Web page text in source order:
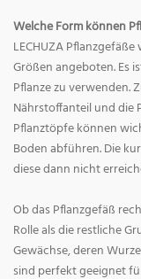
Welche Form können
LECHUZA
Größen angeboten. Es
Pflanze zu verwenden.
Nährstoffanteil und die
Pflanztöpfe können
Boden abführen. Die
diese dann nicht
Ob das Pflanzgefäß
Rolle als die restliche
Gewächse, deren
sind perfekt geeignet